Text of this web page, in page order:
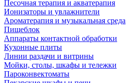
Песочная терапия и акватерапия
Ионизаторы и увлажнители
Ароматерапия и музыкальная среда
Пищеблок
Аппараты контактной обработки
Кухонные плиты
Линии раздачи и витрины
Мойки, столы, шкафы и тележки
Пароконвектоматы